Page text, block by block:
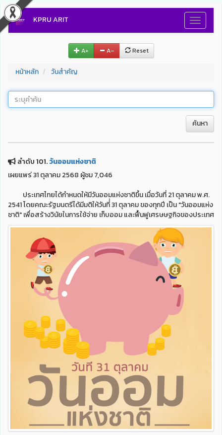
Toggle
KPRU ARIT
A+ A– Reset
หน้าหลัก วันสำคัญ
ค้นหา
ลำดับ 101.วันออมแห่งชาติ
เผยแพร่ 31 ตุลาคม 2568 ผู้ชม 7,046
ประเทศไทยได้กำหนดให้มีวันออมแห่งชาติขึ้น เมื่อวันที่ 21 ตุลาคม พ.ศ.
2541 โดยคณะรัฐมนตรีได้มีมติให้วันที่่ 31 ตุลาคม ของทุกปี เป็น "วันออมแห่ง
ชาติ" เพื่อสร้างวินัยในการใช้จ่าย เก็บออม และฟื้นฟูเศรษษฐกิจของประเทศ